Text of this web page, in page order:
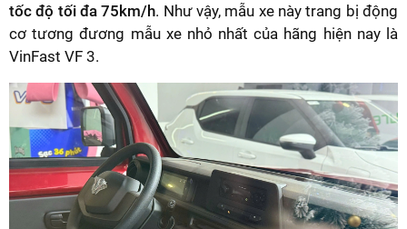
tốc độ tối đa 75km/h. Như vậy, mẫu xe này trang bị động
cơ tương đương mẫu xe nhỏ nhất của hãng hiện nay là
VinFast VF 3.